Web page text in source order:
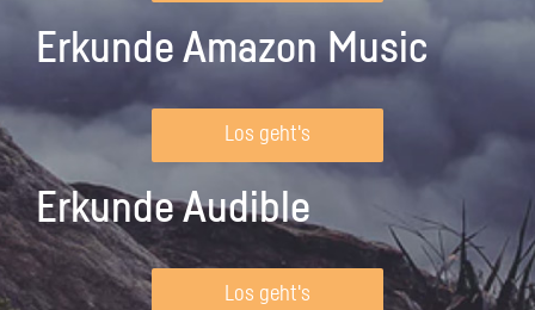
Erkunde Amazon Music
Los geht's
Erkunde Audible
Los geht's